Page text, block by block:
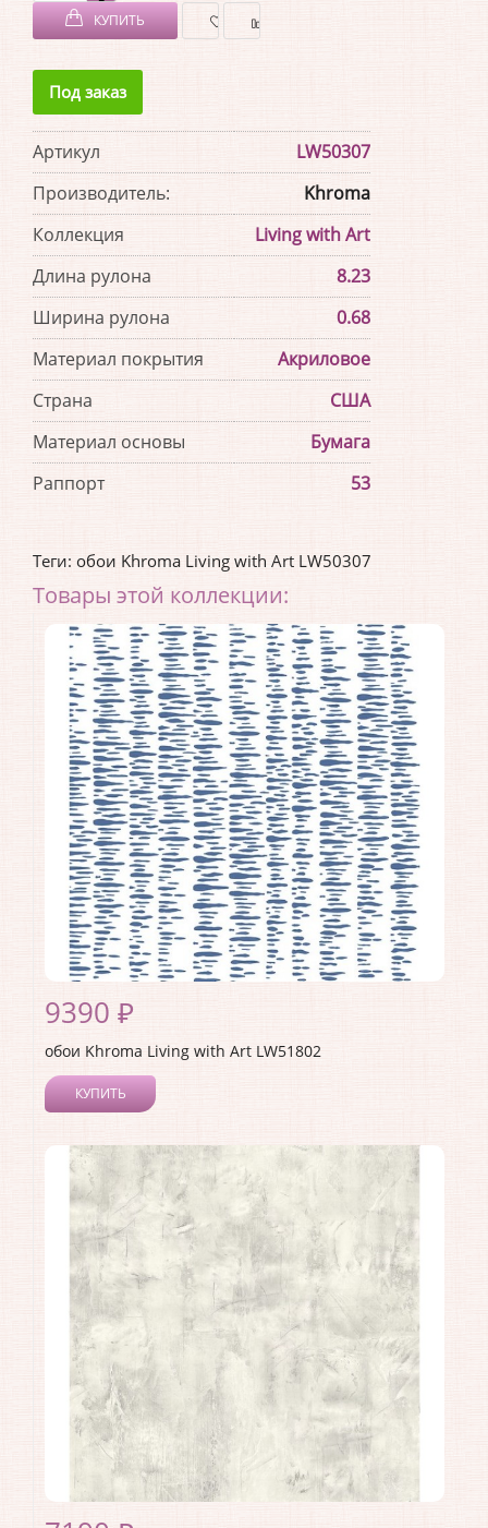
КУПИТЬ
Под заказ
Артикул
LW50307
Производитель:
Khroma
Коллекция
Living with Art
Длина рулона
8.23
Ширина рулона
0.68
Материал покрытия
Акриловое
Страна
США
Материал основы
Бумага
Раппорт
53
Теги: обои Khroma Living with Art LW50307
Товары этой коллекции:
9390 ₽
обои Khroma Living with Art LW51802
КУПИТЬ
Коллекция:Living with Art
Длина рулона:8.23
Ширина рулона:
0.68
Материал покрытия:Акриловое
Страна:США
Материал основы:
Бумага
Раппорт: